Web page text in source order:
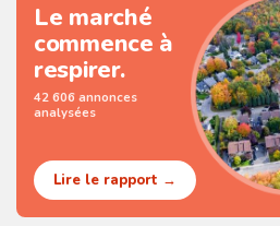
Le marché
commence à
respirer.
42 606 annonces
analysées
Lire le rapport →